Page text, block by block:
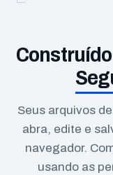
Seus arquivos
abra, edite e
navegador.
usando as